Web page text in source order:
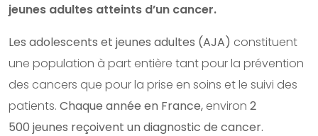
jeunes adultes atteints d’un cancer.
Les adolescents et jeunes adultes (AJA) constituent
une population à part entière tant pour la prévention
des cancers que pour la prise en soins et le suivi des
patients. Chaque année en France, environ 2
500 jeunes reçoivent un diagnostic de cancer.